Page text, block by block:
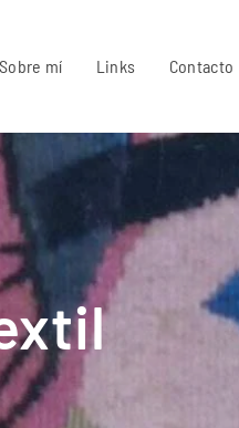
Sobre mí Links Contacto